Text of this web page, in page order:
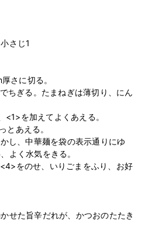
さじ1
さに切る。
ぎる。たまねぎは薄切り、にん
を加えてよくあえる。
あえる。
し、中華麺を袋の表示通りにゆ
よく水気をきる。
をのせ、いりごまをふり、お好
せた旨辛だれが、かつおのたたき